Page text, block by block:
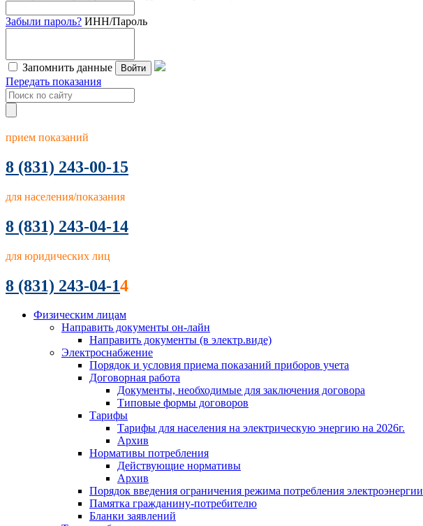
Забыли пароль? ИНН/Пароль
Запомнить данные Войти
Передать показания
прием показаний
8 (831) 243-00-15
для населения/показания
8 (831) 243-04-14
для юридических лиц
8 (831) 243-04-14
Физическим лицам
Направить документы он-лайн
Направить документы (в электр.виде)
Электроснабжение
Порядок и условия приема показаний приборов учета
Договорная работа
Документы, необходимые для заключения договора
Типовые формы договоров
Тарифы
Тарифы для населения на электрическую энергию на 2026г.
Архив
Нормативы потребления
Действующие нормативы
Архив
Порядок введения ограничения режима потребления электроэнергии
Памятка гражданину-потребителю
Бланки заявлений